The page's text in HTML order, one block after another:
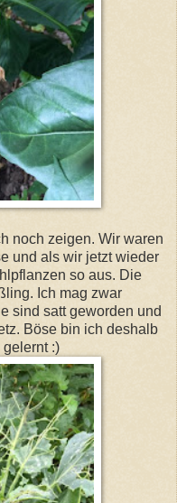
noch zeigen. Wir waren
und als wir jetzt wieder
so aus. Die
Ich mag zwar
sind satt geworden und
Böse bin ich deshalb
:)